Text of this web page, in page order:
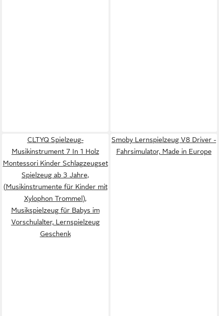
CLTYQ Spielzeug-
Musikinstrument 7 In 1 Holz
Montessori Kinder Schlagzeugset
Spielzeug ab 3 Jahre,
(Musikinstrumente für Kinder mit
Xylophon Trommel),
Musikspielzeug für Babys im
Vorschulalter, Lernspielzeug
Geschenk
Smoby Lernspielzeug V8 Driver -
Fahrsimulator, Made in Europe